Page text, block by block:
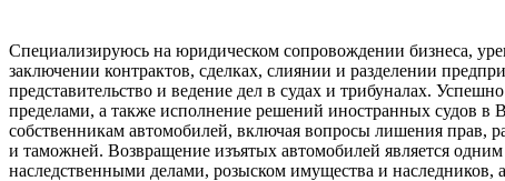
Специализируюсь на юридическом сопровождении бизнеса,
заключении контрактов, сделках, слиянии и разделении
представительство и ведение дел в судах и трибуналах.
пределами, а также исполнение решений иностранных судов
собственникам автомобилей, включая вопросы лишения прав,
и таможней. Возвращение изъятых автомобилей является
наследственными делами, розыском имущества и